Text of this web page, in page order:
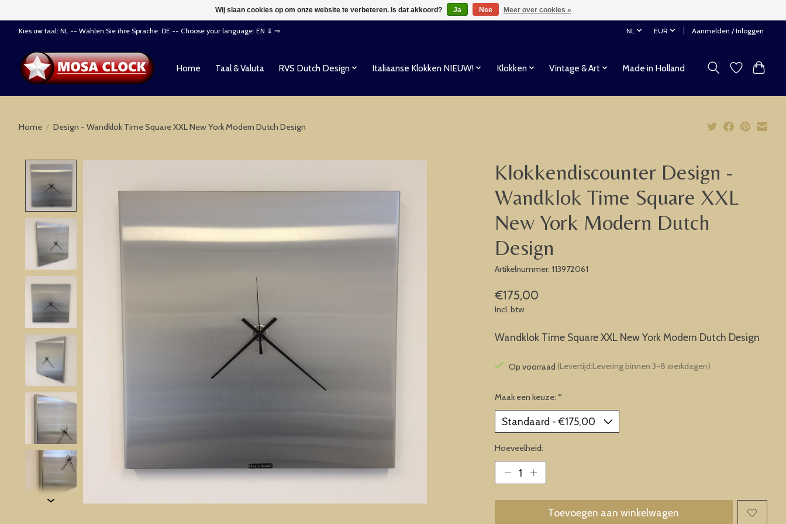
Kies uw taal: NL -- Wählen Sie ihre Sprache: DE -- Choose your language: EN ⇓ ⇒ NL EUR Aanmelden / Inloggen
Home Taal & Valuta RVS Dutch Design Italiaanse Klokken NIEUW! Klokken Vintage & Art Made in Holland
Home / Design - Wandklok Time Square XXL New York Modern Dutch Design
Klokkendiscounter Design -
Wandklok Time Square XXL
New York Modern Dutch
Design
Artikelnummer: 113972061
€175,00
Incl. btw
Wandklok Time Square XXL New York Modern Dutch Design
Op voorraad (Levertijd:Levering binnen 3-8 werkdagen)
Maak een keuze: *
Hoeveelheid:
Toevoegen aan winkelwagen
Wij slaan cookies op om onze website te verbeteren. Is dat akkoord? Ja Nee Meer over cookies »